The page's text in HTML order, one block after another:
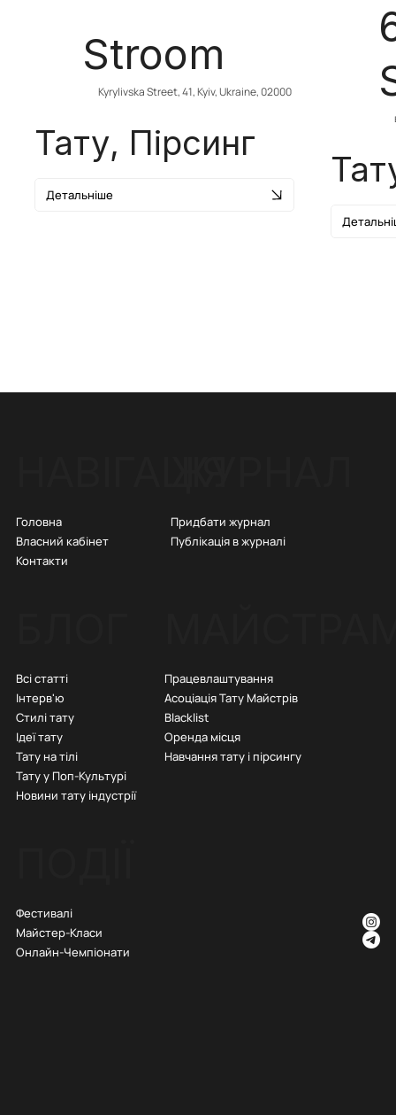
Stroom
Kyrylivska Street, 41, Kyiv, Ukraine, 02000
Тату, Пірсинг
Детальніше
Головна
Власний кабінет
Контакти
Придбати журнал
Публікація в журналі
Всі статті
Інтерв'ю
Стилі тату
Ідеї тату
Тату на тілі
Тату у Поп-Культурі
Новини тату індустрії
Працевлаштування
Асоціація Тату Майстрів
Blacklist
Оренда місця
Навчання тату і пірсингу
Фестивалі
Майстер-Класи
Онлайн-Чемпіонати